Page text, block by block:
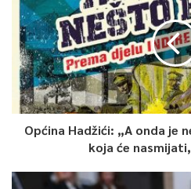
Općina Hadžići: „A onda je
koja će